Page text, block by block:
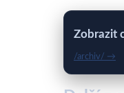
Zobrazit
/archiv/ →